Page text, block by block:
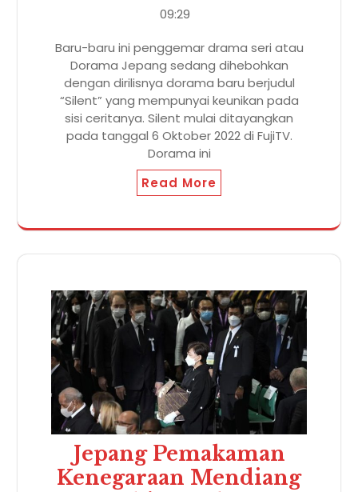
09:29
Baru-baru ini penggemar drama seri atau
Dorama Jepang sedang dihebohkan
dengan dirilisnya dorama baru berjudul
“Silent” yang mempunyai keunikan pada
sisi ceritanya. Silent mulai ditayangkan
pada tanggal 6 Oktober 2022 di FujiTV.
Dorama ini
Read More
Jepang Pemakaman
Kenegaraan Mendiang